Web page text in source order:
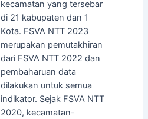
kecamatan yang tersebar
di 21 kabupaten dan 1
Kota. FSVA NTT 2023
merupakan pemutakhiran
dari FSVA NTT 2022 dan
pembaharuan data
dilakukan untuk semua
indikator. Sejak FSVA NTT
2020, kecamatan-